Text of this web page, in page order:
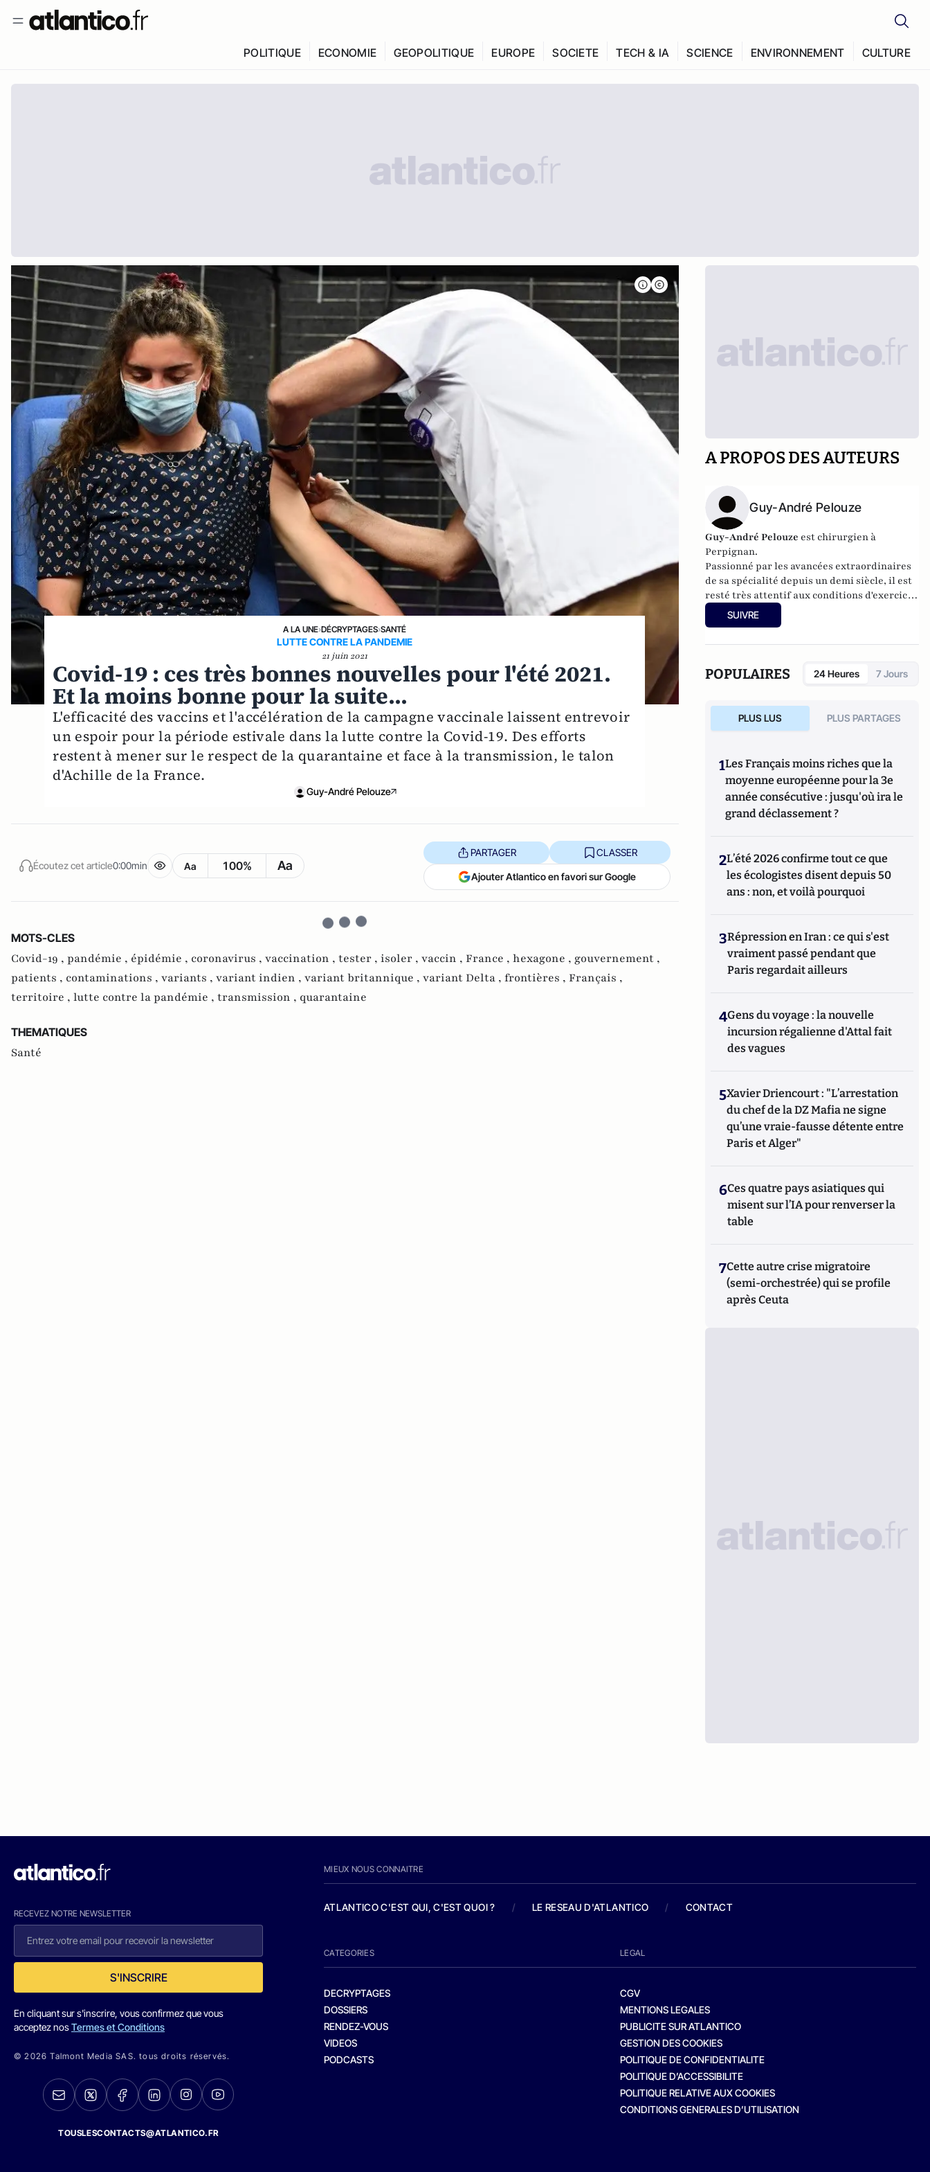
POLITIQUE ECONOMIE GEOPOLITIQUE EUROPE SOCIETE TECH & IA SCIENCE ENVIRONNEMENT CULTURE
A LA UNE›DÉCRYPTAGES›SANTÉ
LUTTE CONTRE LA PANDEMIE
21 juin 2021
Covid-19 : ces très bonnes nouvelles pour l'été 2021.
Et la moins bonne pour la suite...
L'efficacité des vaccins et l'accélération de la campagne vaccinale laissent entrevoir
un espoir pour la période estivale dans la lutte contre la Covid-19. Des efforts
restent à mener sur le respect de la quarantaine et face à la transmission, le talon
d'Achille de la France.
Guy-André Pelouze
Écoutez cet article0:00min Aa 100% Aa
PARTAGER CLASSER
Ajouter Atlantico en favori sur Google
MOTS-CLES
Covid-19 , pandémie , épidémie , coronavirus , vaccination , tester , isoler , vaccin , France , hexagone , gouvernement ,
patients , contaminations , variants , variant indien , variant britannique , variant Delta , frontières , Français ,
territoire , lutte contre la pandémie , transmission , quarantaine
THEMATIQUES
Santé
A PROPOS DES AUTEURS
Guy-André Pelouze
Guy-André Pelouze est chirurgien à
Perpignan.
Passionné par les avancées extraordinaires
de sa spécialité depuis un demi siècle, il est
resté très attentif aux conditions d'exercice
et à l'évolution du système qui conditionnent
la qualité des soins.
SUIVRE
POPULAIRES 24 Heures 7 Jours
PLUS LUS PLUS PARTAGES
1Les Français moins riches que la
moyenne européenne pour la 3e
année consécutive : jusqu'où ira le
grand déclassement ?
2L’été 2026 confirme tout ce que
les écologistes disent depuis 50
ans : non, et voilà pourquoi
3Répression en Iran : ce qui s'est
vraiment passé pendant que
Paris regardait ailleurs
4Gens du voyage : la nouvelle
incursion régalienne d'Attal fait
des vagues
5Xavier Driencourt : "L’arrestation
du chef de la DZ Mafia ne signe
qu’une vraie-fausse détente entre
Paris et Alger"
6Ces quatre pays asiatiques qui
misent sur l’IA pour renverser la
table
7Cette autre crise migratoire
(semi-orchestrée) qui se profile
après Ceuta
RECEVEZ NOTRE NEWSLETTER
S'INSCRIRE
En cliquant sur s'inscrire, vous confirmez que vous
acceptez nosTermes et Conditions
© 2026 Talmont Media SAS. tous droits réservés.
TOUSLESCONTACTS@ATLANTICO.FR
MIEUX NOUS CONNAITRE
ATLANTICO C'EST QUI, C'EST QUOI ? / LE RESEAU D'ATLANTICO / CONTACT
CATEGORIES
DECRYPTAGES
DOSSIERS
RENDEZ-VOUS
VIDEOS
PODCASTS
LEGAL
CGV
MENTIONS LEGALES
PUBLICITE SUR ATLANTICO
GESTION DES COOKIES
POLITIQUE DE CONFIDENTIALITE
POLITIQUE D’ACCESSIBILITE
POLITIQUE RELATIVE AUX COOKIES
CONDITIONS GENERALES D’UTILISATION